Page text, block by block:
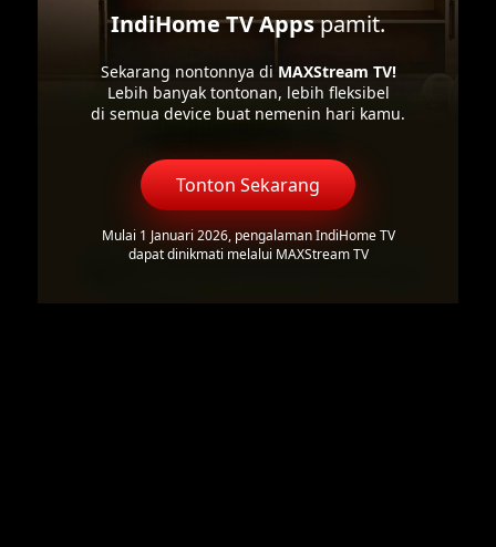
IndiHome TV Appspamit.
Sekarang nontonnya di MAXStream TV!
Lebih banyak tontonan, lebih fleksibel
di semua device buat nemenin hari kamu.
Tonton Sekarang
Mulai 1 Januari 2026, pengalaman IndiHome TV
dapat dinikmati melalui MAXStream TV